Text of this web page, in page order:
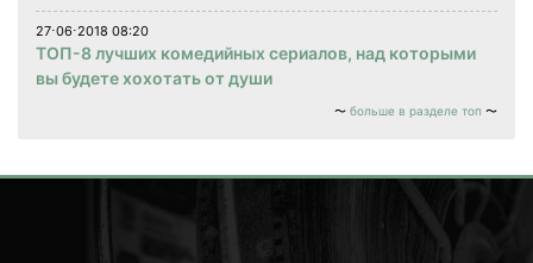
27⋅06⋅2018 08:20
ТОП-8 лучших комедийных сериалов, над которыми
вы будете хохотать от души
больше в разделе топ